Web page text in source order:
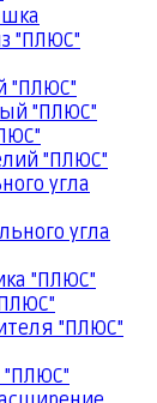
"ПЛЮС"
"ПЛЮС"
"ПЛЮС"
"ПЛЮС"
угла
угла
"ПЛЮС"
"ПЛЮС"
"ПЛЮС"